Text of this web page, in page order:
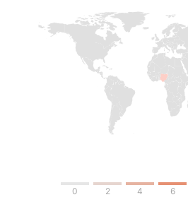
0 2 4 6